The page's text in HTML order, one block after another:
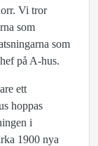
Vi tror
som
som
på A-hus.
ett
hoppas
i
1900 nya